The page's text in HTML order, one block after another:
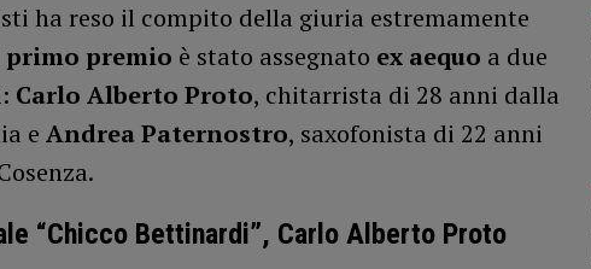
ha reso il compito della giuria estremamente
primo premio è stato assegnato ex aequo a due
Carlo Alberto Proto, chitarrista di 28 anni dalla
e Andrea Paternostro, saxofonista di 22 anni
“Chicco Bettinardi”, Carlo Alberto Proto